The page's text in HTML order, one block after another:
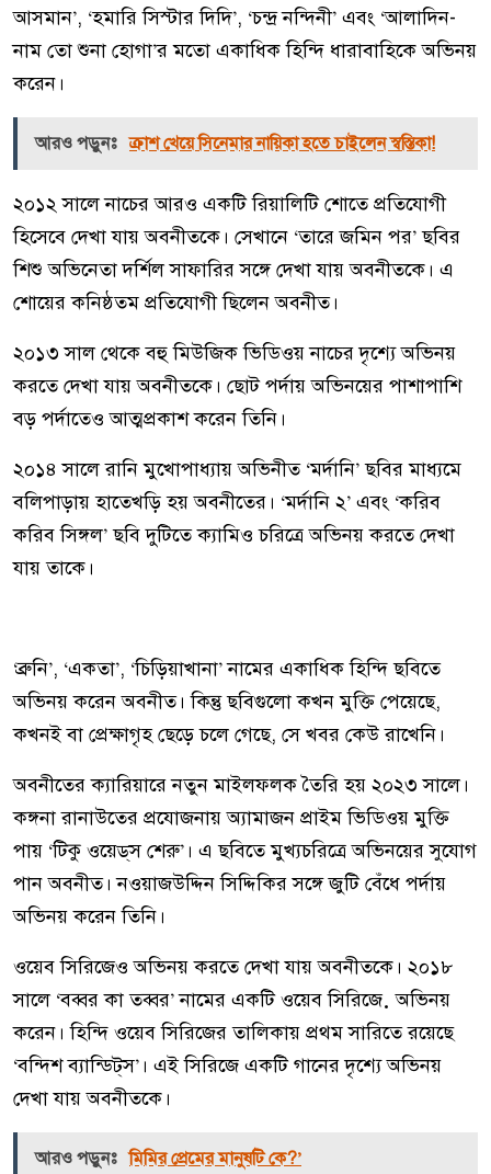
আসমান’, ‘হমারি সিস্টার দিদি’, ‘চন্দ্র নন্দিনী’ এবং ‘আলাদিন-
নাম তো শুনা হোগা’র মতো একাধিক হিন্দি ধারাবাহিকে অভিনয়
করেন।
আরও পড়ুনঃ ক্রাশ খেয়ে সিনেমার নায়িকা হতে চাইলেন স্বস্তিকা!
২০১২ সালে নাচের আরও একটি রিয়ালিটি শোতে প্রতিযোগী
হিসেবে দেখা যায় অবনীতকে। সেখানে ‘তারে জমিন পর’ ছবির
শিশু অভিনেতা দর্শিল সাফারির সঙ্গে দেখা যায় অবনীতকে। এ
শোয়ের কনিষ্ঠতম প্রতিযোগী ছিলেন অবনীত।
২০১৩ সাল থেকে বহু মিউজিক ভিডিওয় নাচের দৃশ্যে অভিনয়
করতে দেখা যায় অবনীতকে। ছোট পর্দায় অভিনয়ের পাশাপাশি
বড় পর্দাতেও আত্মপ্রকাশ করেন তিনি।
২০১৪ সালে রানি মুখোপাধ্যায় অভিনীত ‘মর্দানি’ ছবির মাধ্যমে
বলিপাড়ায় হাতেখড়ি হয় অবনীতের। ‘মর্দানি ২’ এবং ‘করিব
করিব সিঙ্গল’ ছবি দুটিতে ক্যামিও চরিত্রে অভিনয় করতে দেখা
যায় তাকে।
‘ব্রুনি’, ‘একতা’, ‘চিড়িয়াখানা’ নামের একাধিক হিন্দি ছবিতে
অভিনয় করেন অবনীত। কিন্তু ছবিগুলো কখন মুক্তি পেয়েছে,
কখনই বা প্রেক্ষাগৃহ ছেড়ে চলে গেছে, সে খবর কেউ রাখেনি।
অবনীতের ক্যারিয়ারে নতুন মাইলফলক তৈরি হয় ২০২৩ সালে।
কঙ্গনা রানাউতের প্রযোজনায় অ্যামাজন প্রাইম ভিডিওয় মুক্তি
পায় ‘টিকু ওয়েড্‌স শেরু’। এ ছবিতে মুখ্যচরিত্রে অভিনয়ের সুযোগ
পান অবনীত। নওয়াজউদ্দিন সিদ্দিকির সঙ্গে জুটি বেঁধে পর্দায়
অভিনয় করেন তিনি।
ওয়েব সিরিজেও অভিনয় করতে দেখা যায় অবনীতকে। ২০১৮
সালে ‘বব্বর কা তব্বর’ নামের একটি ওয়েব সিরিজ়ে অভিনয়
করেন। হিন্দি ওয়েব সিরিজের তালিকায় প্রথম সারিতে রয়েছে
‘বন্দিশ ব্যান্ডিট্‌স’। এই সিরিজে একটি গানের দৃশ্যে অভিনয়
দেখা যায় অবনীতকে।
আরও পড়ুনঃ মিমির প্রেমের মানুষটি কে?’